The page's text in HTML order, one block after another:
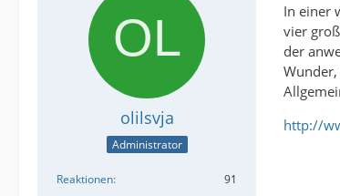
olilsvja
Administrator
Reaktionen
91
In einer
vier
der
http://